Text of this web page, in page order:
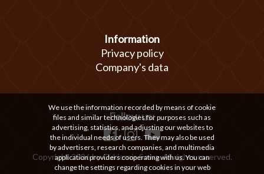
Information
Privacy policy
Company's data
Follow us:
Copyright 2026 by Cukiernia Sowa. All rights reserved.
We use the information recorded by means of cookie
files and similar technologies for purposes such as
advertising, statistics, and adjusting our websites to
the individual needs of users. They may also be used
by advertisers, research companies, and multimedia
application providers cooperating with us. You can
change the settings regarding cookies in your web